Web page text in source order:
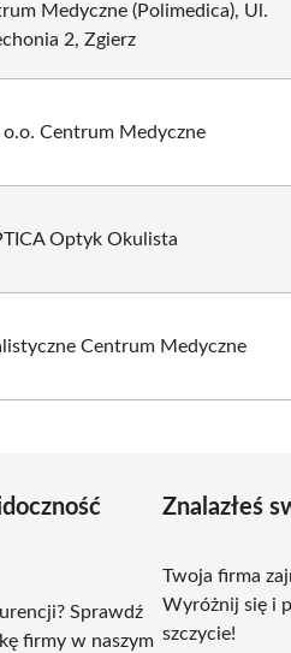
Medyczne (Polimedica), Ul.
2, Zgierz
o.o. Centrum Medyczne
Optyk Okulista
Centrum Medyczne
Sprawdź
firmy w naszym
Znalazłeś
Twoja firma
Wyróżnij się i
szczycie!